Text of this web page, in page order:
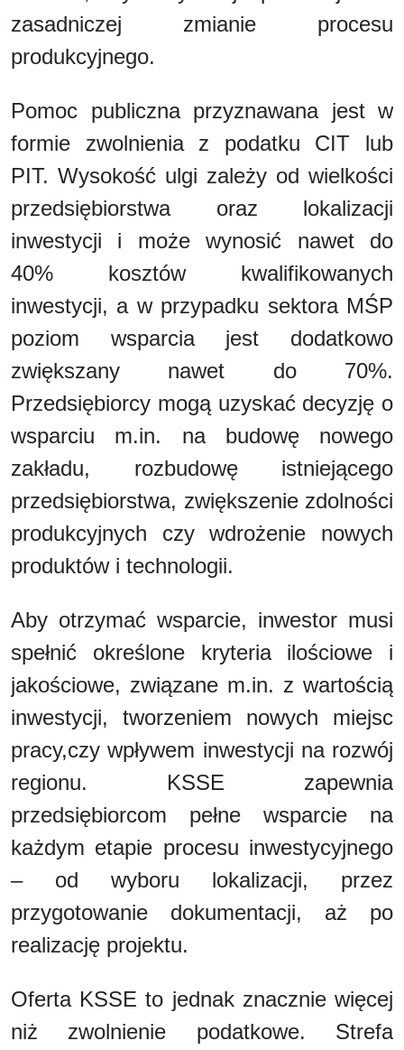
zasadniczej zmianie procesu
produkcyjnego.
Pomoc publiczna przyznawana jest w
formie zwolnienia z podatku CIT lub
PIT. Wysokość ulgi zależy od wielkości
przedsiębiorstwa oraz lokalizacji
inwestycji i może wynosić nawet do
40% kosztów kwalifikowanych
inwestycji, a w przypadku sektora MŚP
poziom wsparcia jest dodatkowo
zwiększany nawet do 70%.
Przedsiębiorcy mogą uzyskać decyzję o
wsparciu m.in. na budowę nowego
zakładu, rozbudowę istniejącego
przedsiębiorstwa, zwiększenie zdolności
produkcyjnych czy wdrożenie nowych
produktów i technologii.
Aby otrzymać wsparcie, inwestor musi
spełnić określone kryteria ilościowe i
jakościowe, związane m.in. z wartością
inwestycji, tworzeniem nowych miejsc
pracy,czy wpływem inwestycji na rozwój
regionu. KSSE zapewnia
przedsiębiorcom pełne wsparcie na
każdym etapie procesu inwestycyjnego
– od wyboru lokalizacji, przez
przygotowanie dokumentacji, aż po
realizację projektu.
Oferta KSSE to jednak znacznie więcej
niż zwolnienie podatkowe. Strefa